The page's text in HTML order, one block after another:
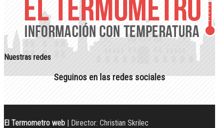
Nuestras redes
Seguinos en las redes sociales
El Termometro web | Director: Christian Skrilec